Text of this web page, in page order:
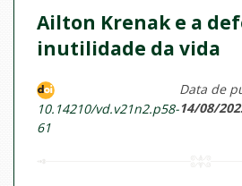
Ailton Krenak e a
inutilidade da vida
10.14210/vd.v21n2.p58-
61
Data de
14/08/